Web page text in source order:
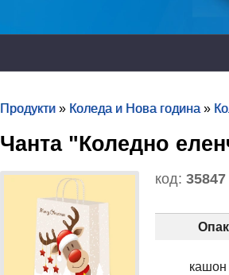
Продукти » Коледа и Нова година »
Чанта "Коледно
код:35847
кашон